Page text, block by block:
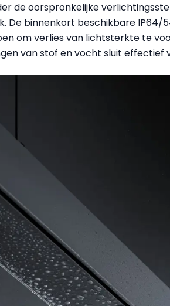
de oorspronkelijke
De binnenkort beschikbare
om verlies van lichtsterkte te
van stof en vocht sluit effectief